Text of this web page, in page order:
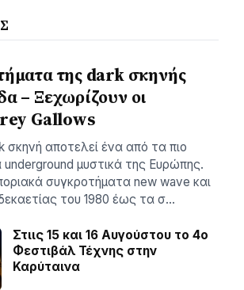
της dark σκηνής
– Ξεχωρίζουν οι
Gallows
σκηνή αποτελεί ένα από τα πιο
μυστικά της Ευρώπης.
συγκροτήματα new wave και
του 1980 έως τα σ…
Στιις 15 και 16 Αυγούστου το 4ο
Φεστιβάλ Τέχνης στην
Καρύταινα